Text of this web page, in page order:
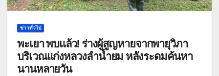
ข่าวทั่วไป
พะเยา พบแล้ว! ร่างผู้สูญหายจากพายุวิภา
บริเวณแก่งหลวงลำน้ำยม หลังระดมค้นหา
นานหลายวัน